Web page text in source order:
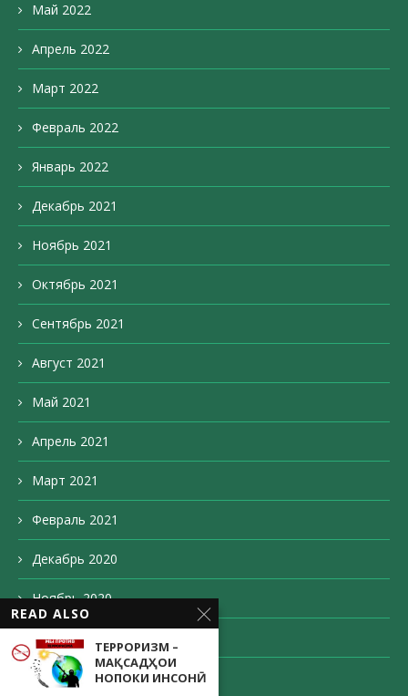
Май 2022
Апрель 2022
Март 2022
Февраль 2022
Январь 2022
Декабрь 2021
Ноябрь 2021
Октябрь 2021
Сентябрь 2021
Август 2021
Май 2021
Апрель 2021
Март 2021
Февраль 2021
Декабрь 2020
Ноябрь 2020
Октябрь 2020
Сентябрь 2020
READ ALSO
ТЕРРОРИЗМ –
МАҚСАДҲОИ
НОПОКИ ИНСОНӢ